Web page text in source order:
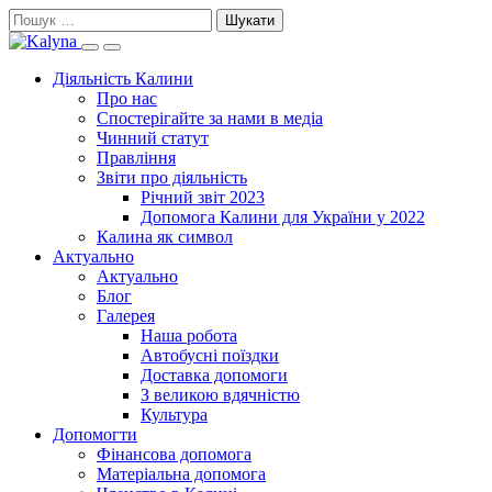
Skip
to
content
Пошук:
Search
this
site
Primary
Menu
Діяльність Калини
Про нас
Спостерігайте за нами в медіа
Чинний статут
Правління
Звіти про діяльність
Річний звіт 2023
Допомога Калини для України у 2022
Калина як символ
Актуально
Актуально
Блог
Галерея
Наша робота
Автобусні поїздки
Доставка допомоги
З великою вдячністю
Культура
Допомогти
Фінансова допомога
Матеріальна допомога